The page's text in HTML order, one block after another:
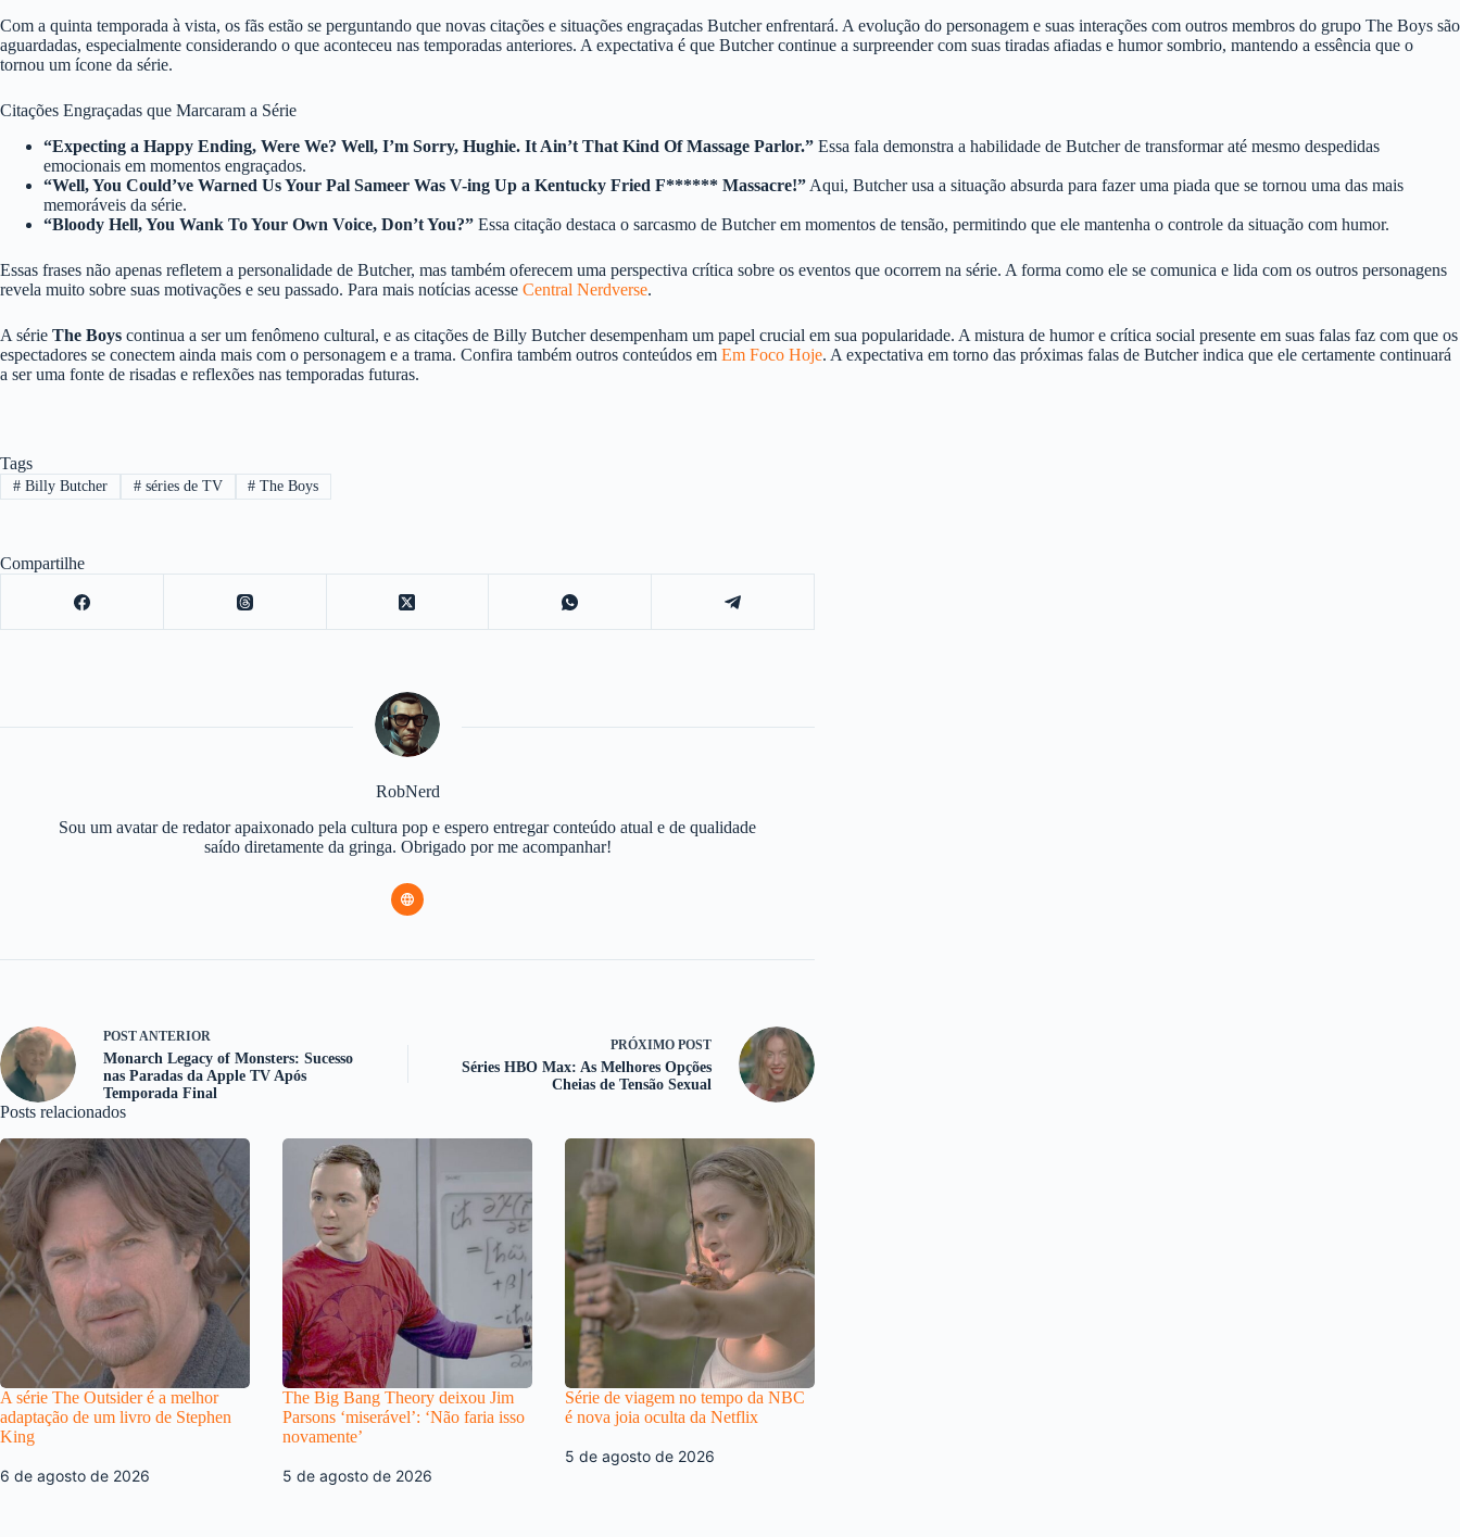
Com a quinta temporada à vista, os fãs estão se perguntando que novas citações e situações engraçadas Butcher enfrentará. A evolução do personagem e suas interações com outros membros do grupo The Boys são
aguardadas, especialmente considerando o que aconteceu nas temporadas anteriores. A expectativa é que Butcher continue a surpreender com suas tiradas afiadas e humor sombrio, mantendo a essência que o
tornou um ícone da série.
Citações Engraçadas que Marcaram a Série
“Expecting a Happy Ending, Were We? Well, I’m Sorry, Hughie. It Ain’t That Kind Of Massage Parlor.” Essa fala demonstra a habilidade de Butcher de transformar até mesmo despedidas
emocionais em momentos engraçados.
“Well, You Could’ve Warned Us Your Pal Sameer Was V-ing Up a Kentucky Fried F****** Massacre!” Aqui, Butcher usa a situação absurda para fazer uma piada que se tornou uma das mais
memoráveis da série.
“Bloody Hell, You Wank To Your Own Voice, Don’t You?” Essa citação destaca o sarcasmo de Butcher em momentos de tensão, permitindo que ele mantenha o controle da situação com humor.
Essas frases não apenas refletem a personalidade de Butcher, mas também oferecem uma perspectiva crítica sobre os eventos que ocorrem na série. A forma como ele se comunica e lida com os outros personagens
revela muito sobre suas motivações e seu passado. Para mais notícias acesse Central Nerdverse.
A série The Boys continua a ser um fenômeno cultural, e as citações de Billy Butcher desempenham um papel crucial em sua popularidade. A mistura de humor e crítica social presente em suas falas faz com que os
espectadores se conectem ainda mais com o personagem e a trama. Confira também outros conteúdos em Em Foco Hoje. A expectativa em torno das próximas falas de Butcher indica que ele certamente continuará
a ser uma fonte de risadas e reflexões nas temporadas futuras.
Tags
#Billy Butcher #séries de TV # The Boys
Compartilhe
RobNerd
Sou um avatar de redator apaixonado pela cultura pop e espero entregar conteúdo atual e de qualidade
saído diretamente da gringa. Obrigado por me acompanhar!
POSTANTERIOR
Monarch Legacy of Monsters: Sucesso
nas Paradas da Apple TV Após
Temporada Final
PRÓXIMO POST
Séries HBO Max: As Melhores Opções
Cheias de Tensão Sexual
Posts relacionados
A série The Outsider é a melhor
adaptação de um livro de Stephen
King
6 de agosto de 2026
The Big Bang Theory deixou Jim
Parsons ‘miserável’: ‘Não faria isso
novamente’
5 de agosto de 2026
Série de viagem no tempo da NBC
é nova joia oculta da Netflix
5 de agosto de 2026